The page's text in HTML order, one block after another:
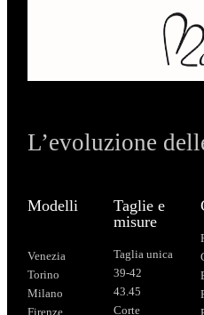
L’evoluzione
Modelli
Venezia
Torino
Milano
Firenze
Taglie e
misure
Taglia unica
39-42
43.45
Corte